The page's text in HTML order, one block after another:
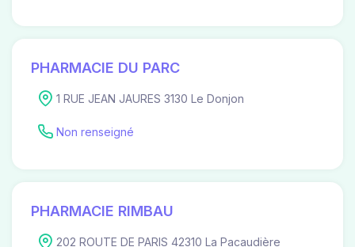
PHARMACIE DU PARC
1 RUE JEAN JAURES 3130 Le Donjon
Non renseigné
PHARMACIE RIMBAU
202 ROUTE DE PARIS 42310 La Pacaudière